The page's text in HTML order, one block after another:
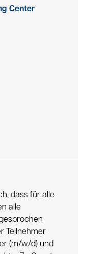
Center
dass für alle
alle
Teilnehmer
(m/w/d) und